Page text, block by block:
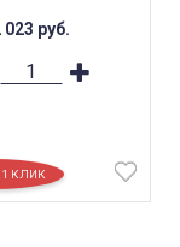
023 руб.